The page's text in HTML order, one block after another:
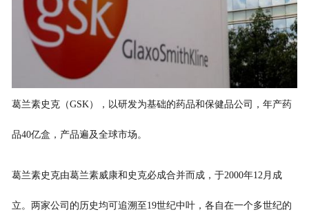
成功案例
技术支持
葛兰素史克（GSK），以研发为基础的药品和保健品公司，年产药
品40亿盒，产品遍及全球市场。
葛兰素史克由葛兰素威康和史克必成合并而成，于2000年12月成
立。两家公司的历史均可追溯至19世纪中叶，各自在一个多世纪的